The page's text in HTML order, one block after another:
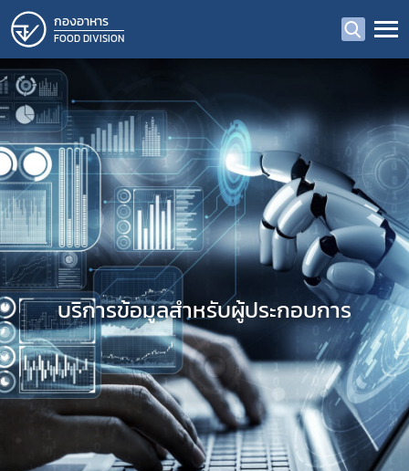
กองอาหาร
FOOD DIVISION
บริการข้อมูลสำหรับผู้ประกอบการ